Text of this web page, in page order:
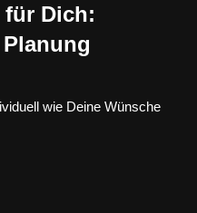
für Dich:
wie Deine Wünsche